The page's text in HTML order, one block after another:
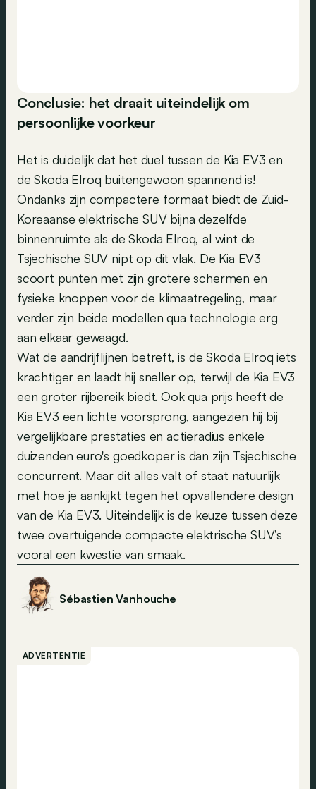
Conclusie: het draait uiteindelijk om
persoonlijke voorkeur
Het is duidelijk dat het duel tussen de Kia EV3 en
de Skoda Elroq buitengewoon spannend is!
Ondanks zijn compactere formaat biedt de Zuid-
Koreaanse elektrische SUV bijna dezelfde
binnenruimte als de Skoda Elroq, al wint de
Tsjechische SUV nipt op dit vlak. De Kia EV3
scoort punten met zijn grotere schermen en
fysieke knoppen voor de klimaatregeling, maar
verder zijn beide modellen qua technologie erg
aan elkaar gewaagd.
Wat de aandrijflijnen betreft, is de Skoda Elroq iets
krachtiger en laadt hij sneller op, terwijl de Kia EV3
een groter rijbereik biedt. Ook qua prijs heeft de
Kia EV3 een lichte voorsprong, aangezien hij bij
vergelijkbare prestaties en actieradius enkele
duizenden euro's goedkoper is dan zijn Tsjechische
concurrent. Maar dit alles valt of staat natuurlijk
met hoe je aankijkt tegen het opvallendere design
van de Kia EV3. Uiteindelijk is de keuze tussen deze
twee overtuigende compacte elektrische SUV’s
vooral een kwestie van smaak.
Sébastien Vanhouche
ADVERTENTIE